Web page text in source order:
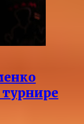
турнире